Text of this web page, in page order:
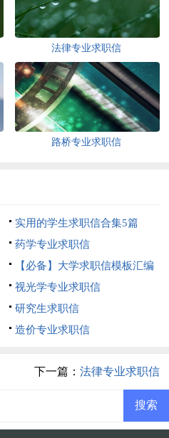
法律专业求职信
路桥专业求职信
实用的学生求职信合集5篇
药学专业求职信
【必备】大学求职信模板汇编
五篇
视光学专业求职信
研究生求职信
造价专业求职信
下一篇： 法律专业求职信